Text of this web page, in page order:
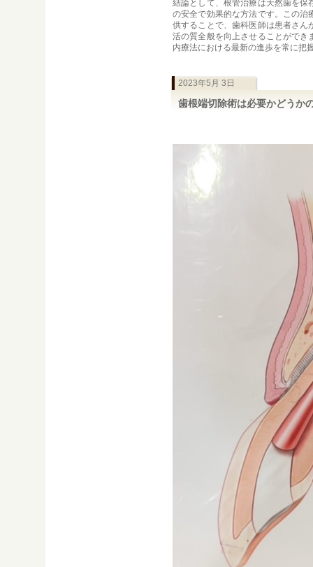
結論として、根管治療は天然歯を
の安全で効果的な方法です。この
供することで、歯科医師は患者さ
活の質全般を向上させることがで
内療法における最新の進歩を常に把
2023年5月 3日
歯根端切除術は必要かどうか